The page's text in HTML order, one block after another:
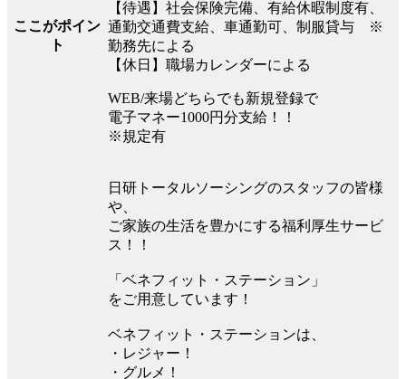
ここがポイン
ト
【待遇】社会保険完備、有給休暇制度有、
通勤交通費支給、車通勤可、制服貸与 ※
勤務先による
【休日】職場カレンダーによる
WEB/来場どちらでも新規登録で
電子マネー1000円分支給！！
※規定有
日研トータルソーシングのスタッフの皆様
や、
ご家族の生活を豊かにする福利厚生サービ
ス！！
「ベネフィット・ステーション」
をご用意しています！
ベネフィット・ステーションは、
・レジャー！
・グルメ！